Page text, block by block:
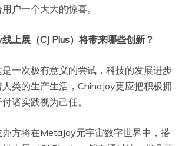
户一个大大的惊喜。
上展（CJ Plus）将带来哪些创新？
一次极有意义的尝试，科技的发展进步
类的生产生活，ChinaJoy更应把积极拥
诸实践视为己任。
方将在MetaJoy元宇宙数字世界中，搭